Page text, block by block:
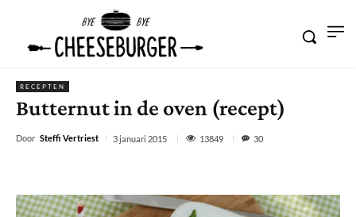
RECEPTEN
Butternut in de oven (recept)
Door Steffi Vertriest 3 januari 2015 13849 30